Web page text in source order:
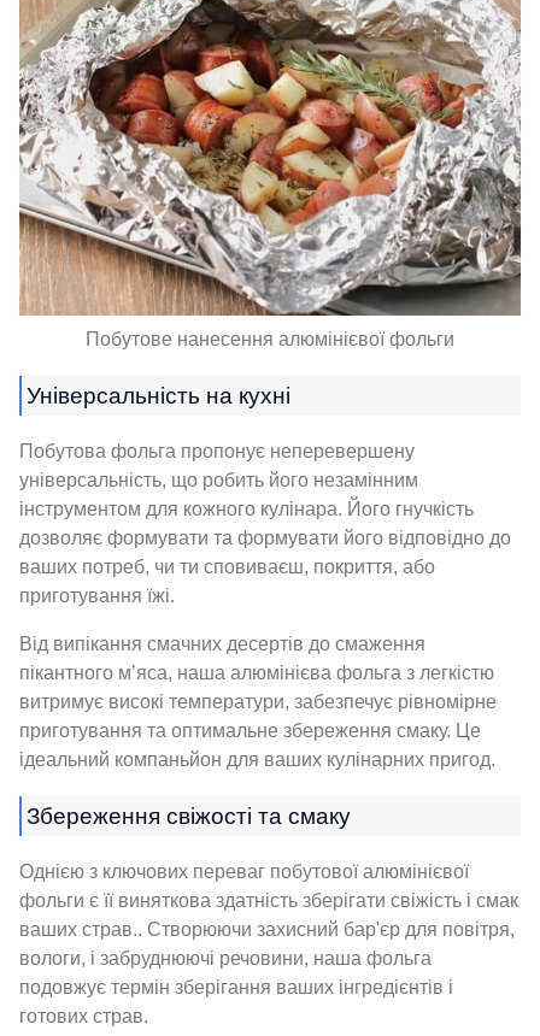
Побутове нанесення алюмінієвої фольги
Універсальність на кухні
Побутова фольга пропонує неперевершену
універсальність, що робить його незамінним
інструментом для кожного кулінара. Його гнучкість
дозволяє формувати та формувати його відповідно до
ваших потреб, чи ти сповиваєш, покриття, або
приготування їжі.
Від випікання смачних десертів до смаження
пікантного м’яса, наша алюмінієва фольга з легкістю
витримує високі температури, забезпечує рівномірне
приготування та оптимальне збереження смаку. Це
ідеальний компаньйон для ваших кулінарних пригод.
Збереження свіжості та смаку
Однією з ключових переваг побутової алюмінієвої
фольги є її виняткова здатність зберігати свіжість і смак
ваших страв.. Створюючи захисний бар'єр для повітря,
вологи, і забруднюючі речовини, наша фольга
подовжує термін зберігання ваших інгредієнтів і
готових страв.